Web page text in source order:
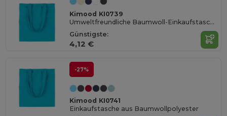
Kimood KI0739
Umweltfreundliche Baumwoll-Einkaufstasche mit langen Henkeln
Günstigste:
4,12 €
-27%
Kimood KI0741
Einkaufstasche aus Baumwollpolyester